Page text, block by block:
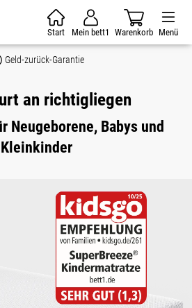
Start Mein bett1 Warenkorb Menü
Geld-zurück-Garantie
an richtigliegen
Neugeborene, Babys und
Kleinkinder